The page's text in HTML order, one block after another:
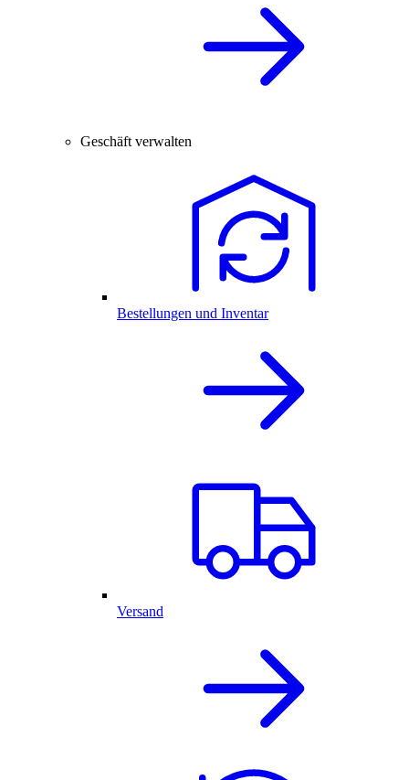
Geschäft verwalten
Bestellungen und Inventar
Versand